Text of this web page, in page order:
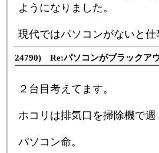
ようになりました。
現代ではパソコンがないと
24790) Re:パソコンがブラックア
２台目考えてます。
ホコリは排気口を掃除機で
パソコン命。